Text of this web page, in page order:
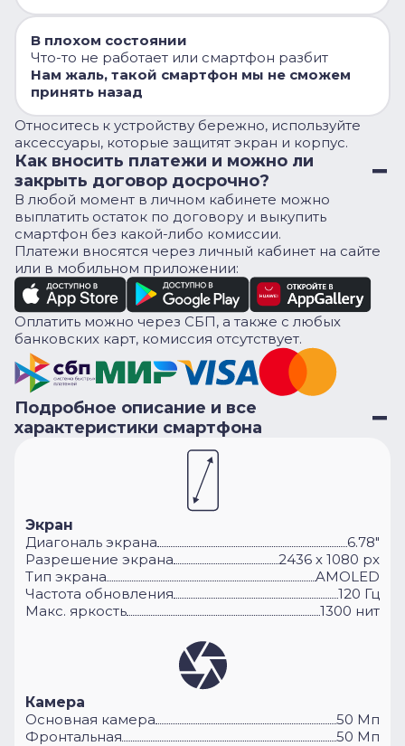
В плохом состоянии
Что-то не работает или смартфон разбит
Нам жаль, такой смартфон мы не сможем
принять назад
Относитесь к устройству бережно, используйте
аксессуары, которые защитят экран и корпус.
Как вносить платежи и можно ли
закрыть договор досрочно?
В любой момент в личном кабинете можно
выплатить остаток по договору и выкупить
смартфон без какой-либо комиссии.
Платежи вносятся через личный кабинет на сайте
или в мобильном приложении:
Оплатить можно через СБП, а также с любых
банковских карт, комиссия отсутствует.
Подробное описание и все
характеристики смартфона
Экран
Диагональ экрана
6.78"
Разрешение экрана
2436 х 1080 px
Тип экрана
AMOLED
Частота обновления
120 Гц
Макс. яркость
1300 нит
Камера
Основная камера
50 Мп
Фронтальная
50 Мп